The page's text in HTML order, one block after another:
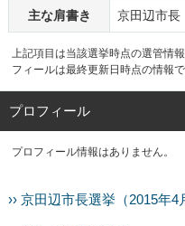
主な肩書き 京田辺市長
上記項目は当該選挙時点の選管情
フィールは最終更新日時点の情報
プロフィール
プロフィール情報はありません。
›› 京田辺市長選挙（2015年